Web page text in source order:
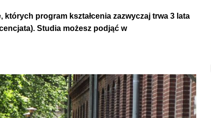
program kształcenia zazwyczaj trwa 3 lata
Studia możesz podjąć w